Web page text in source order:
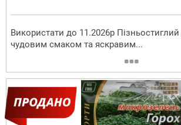
Використати до 11.2026р Пізньостиглий
чудовим смаком та яскравим...